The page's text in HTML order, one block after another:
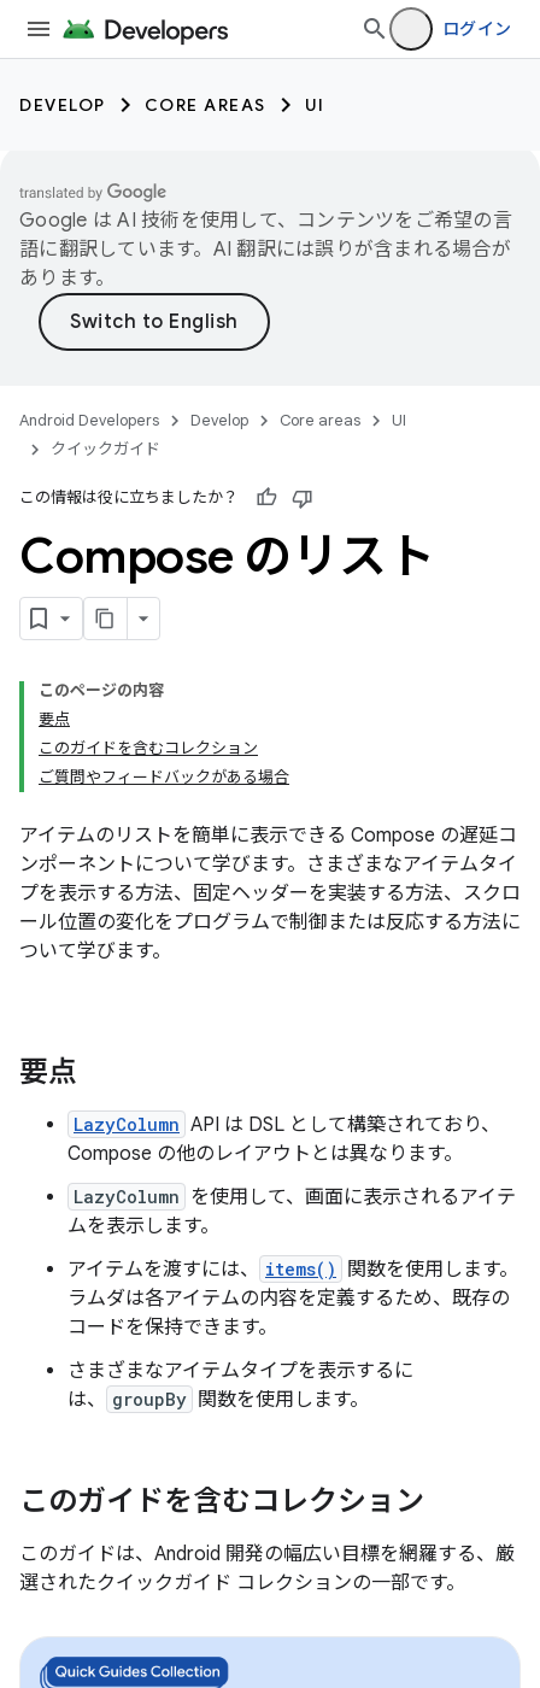
ログイン
DEVELOP CORE AREAS UI
Google は AI 技術を使用して、コンテンツをご希望の言
語に翻訳しています。AI 翻訳には誤りが含まれる場合が
あります。
Android Developers Develop Core areas
UI
クイックガイド
この情報は役に立ちましたか？
Compose のリスト
このページの内容
要点
このガイドを含むコレクション
ご質問やフィードバックがある場合
アイテムのリストを簡単に表示できる Compose の遅延コ
ンポーネントについて学びます。さまざまなアイテムタイ
プを表示する方法、固定ヘッダーを実装する方法、スクロ
ール位置の変化をプログラムで制御または反応する方法に
ついて学びます。
要点
LazyColumn API は DSL として構築されており、
Compose の他のレイアウトとは異なります。
LazyColumn を使用して、画面に表示されるアイテ
ムを表示します。
アイテムを渡すには、
items()
関数を使用します。
ラムダは各アイテムの内容を定義するため、既存の
コードを保持できます。
さまざまなアイテムタイプを表示するに
は、
groupBy 関数を使用します。
このガイドを含むコレクション
このガイドは、Android 開発の幅広い目標を網羅する、厳
選されたクイックガイド コレクションの一部です。